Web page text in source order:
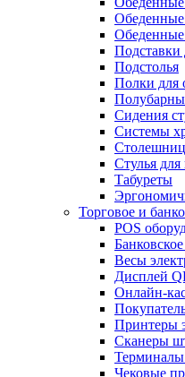
Обеденные
Подставки
Подстолья
Полки для
Сидения
Системы
Стулья для
Табуреты
Торговое и
POS
Весы
Дисплей
Онлайн-
Принтеры
Сканеры
Чековые